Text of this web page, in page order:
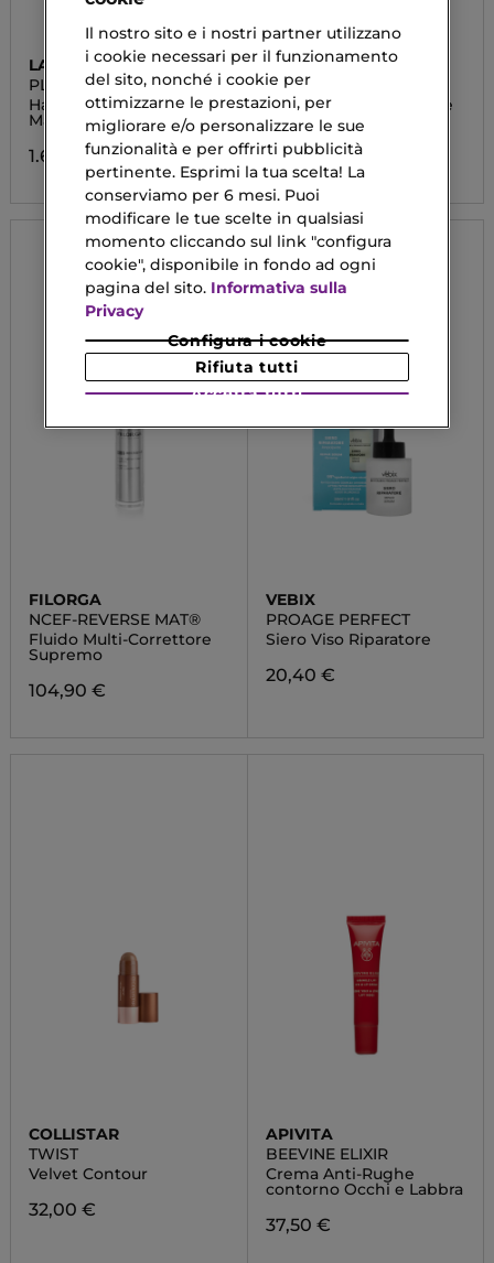
LA PRAIRIE
PLATINUM RARE
Haute-Rejuvenation
Mask
1.666,90 €
MULAC
TIME FREEZE
Crema Viso Rassodante
e Illuminante
33,50 €
FILORGA
NCEF-REVERSE MAT®
Fluido Multi-Correttore
Supremo
104,90 €
VEBIX
PROAGE PERFECT
Siero Viso Riparatore
20,40 €
COLLISTAR
TWIST
Velvet Contour
32,00 €
APIVITA
BEEVINE ELIXIR
Crema Anti-Rughe
contorno Occhi e Labbra
37,50 €
Il nostro sito e i nostri partner utilizzano
i cookie necessari per il funzionamento
del sito, nonché i cookie per
ottimizzarne le prestazioni, per
migliorare e/o personalizzare le sue
funzionalità e per offrirti pubblicità
pertinente. Esprimi la tua scelta! La
conserviamo per 6 mesi. Puoi
modificare le tue scelte in qualsiasi
momento cliccando sul link "configura
cookie", disponibile in fondo ad ogni
pagina del sito. Informativa sulla
Privacy
Configura i cookie
Rifiuta tutti
Accetta tutti